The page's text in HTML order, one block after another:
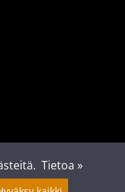
Tietoa »